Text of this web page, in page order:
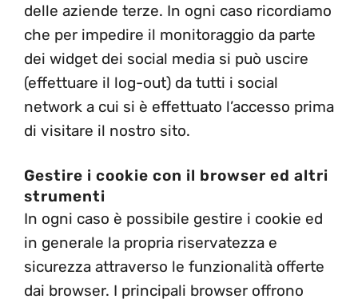
delle aziende terze. In ogni caso ricordiamo
che per impedire il monitoraggio da parte
dei widget dei social media si può uscire
(effettuare il log-out) da tutti i social
network a cui si è effettuato l’accesso prima
di visitare il nostro sito.
Gestire i cookie con il browser ed altri
strumenti
In ogni caso è possibile gestire i cookie ed
in generale la propria riservatezza e
sicurezza attraverso le funzionalità offerte
dai browser. I principali browser offrono